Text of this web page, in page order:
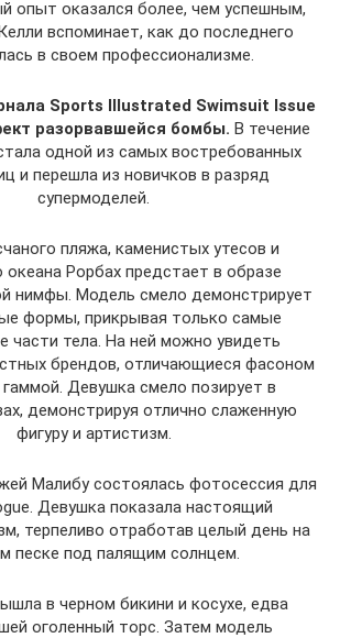
опыт оказался более, чем успешным,
вспоминает, как до последнего
в своем профессионализме.
Sports Illustrated Swimsuit Issue
разорвавшейся бомбы. В течение
одной из самых востребованных
и перешла из новичков в разряд
супермоделей.
пляжа, каменистых утесов и
океана Рорбах предстает в образе
нимфы. Модель смело демонстрирует
формы, прикрывая только самые
части тела. На ней можно увидеть
брендов, отличающиеся фасоном
Девушка смело позирует в
демонстрируя отлично слаженную
фигуру и артистизм.
Малибу состоялась фотосессия для
Девушка показала настоящий
терпеливо отработав целый день на
песке под палящим солнцем.
в черном бикини и косухе, едва
оголенный торс. Затем модель